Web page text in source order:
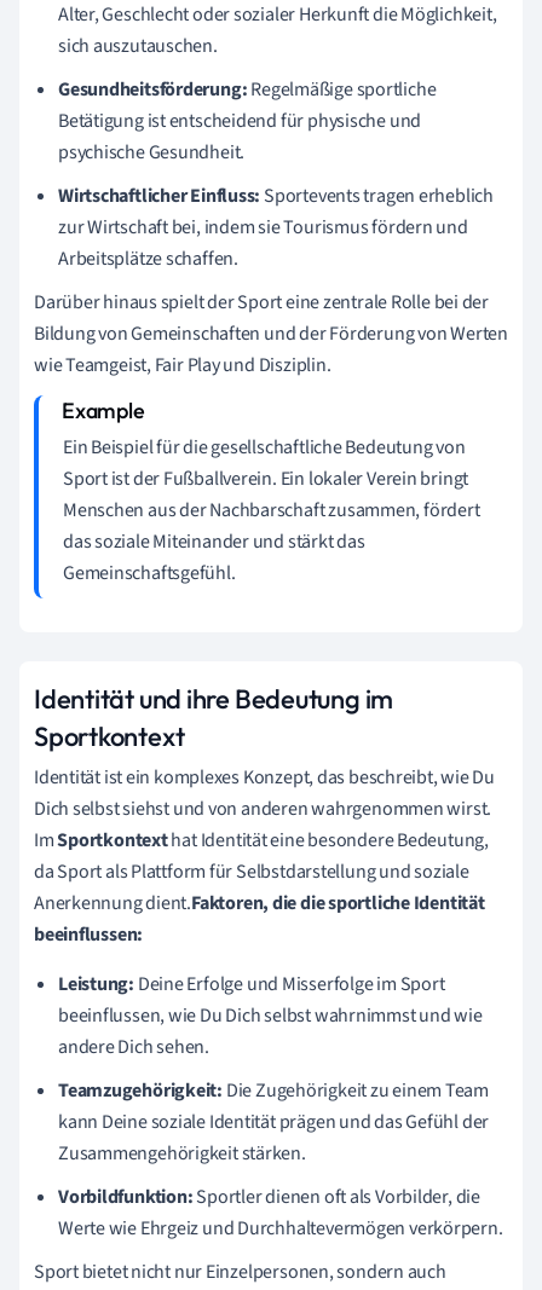
Alter, Geschlecht oder sozialer Herkunft die Möglichkeit,
sich auszutauschen.
Gesundheitsförderung:Regelmäßige sportliche
Betätigung ist entscheidend für physische und
psychische Gesundheit.
Wirtschaftlicher Einfluss: Sportevents tragen erheblich
zur Wirtschaft bei, indem sie Tourismus fördern und
Arbeitsplätze schaffen.
Darüber hinaus spielt der Sport eine zentrale Rolle bei der
Bildung von Gemeinschaften und der Förderung von Werten
wie Teamgeist, Fair Play und Disziplin.
Ein Beispiel für die gesellschaftliche Bedeutung von
Sport ist der Fußballverein. Ein lokaler Verein bringt
Menschen aus der Nachbarschaft zusammen, fördert
das soziale Miteinander und stärkt das
Gemeinschaftsgefühl.
Identität und ihre Bedeutung im
Sportkontext
Identität ist ein komplexes Konzept, das beschreibt, wie Du
Dich selbst siehst und von anderen wahrgenommen wirst.
ImSportkontexthat Identität eine besondere Bedeutung,
da Sport als Plattform für Selbstdarstellung und soziale
Anerkennung dient.Faktoren, die die sportliche Identität
beeinflussen:
Leistung: Deine Erfolge und Misserfolge im Sport
beeinflussen, wie Du Dich selbst wahrnimmst und wie
andere Dich sehen.
Teamzugehörigkeit: Die Zugehörigkeit zu einem Team
kann Deine soziale Identität prägen und das Gefühl der
Zusammengehörigkeit stärken.
Vorbildfunktion:Sportler dienen oft als Vorbilder, die
Werte wie Ehrgeiz und Durchhaltevermögen verkörpern.
Sport bietet nicht nur Einzelpersonen, sondern auch